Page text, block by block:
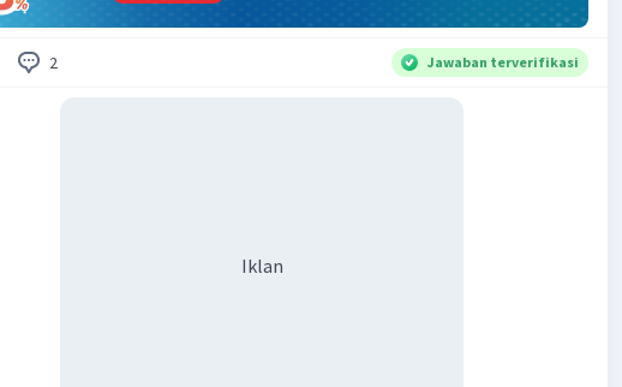
2 Jawaban terverifikasi
Iklan